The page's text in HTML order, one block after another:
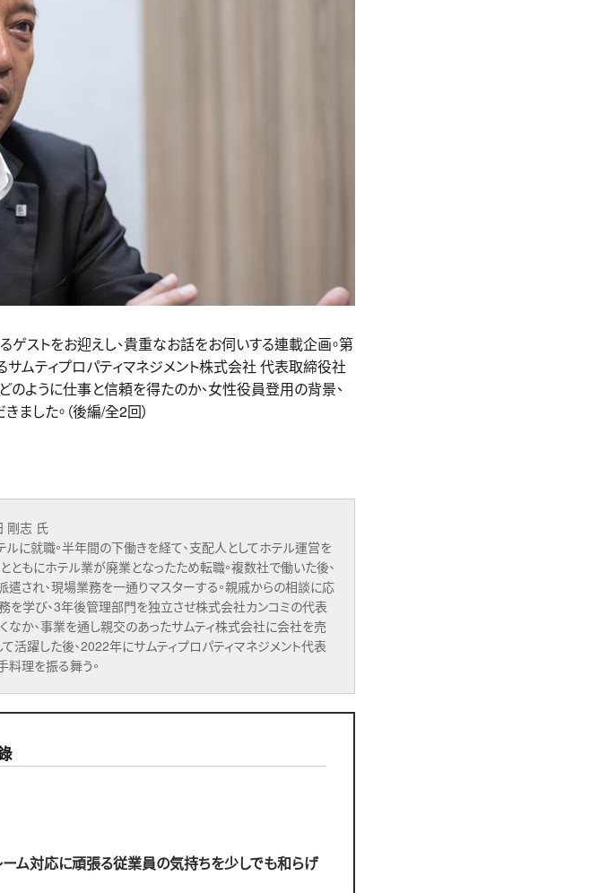
ゲストをお迎えし、貴重なお話をお伺いする連載企画。第
ムティプロパティマネジメント株式会社 代表取締役社
ように仕事と信頼を得たのか、女性役員登用の背景、
した。（後編/全2回）
剛志 氏
に就職。半年間の下働きを経て、支配人としてホテル運営を
ともにホテル業が廃業となったため転職。複数社で働いた後、
され、現場業務を一通りマスターする。親戚からの相談に応
を学び、3年後管理部門を独立させ株式会社カンコミの代表
なか、事業を通し親交のあったサムティ株式会社に会社を売
活躍した後、2022年にサムティプロパティマネジメント代表
理を振る舞う。
ーム対応に頑張る従業員の気持ちを少しでも和らげ